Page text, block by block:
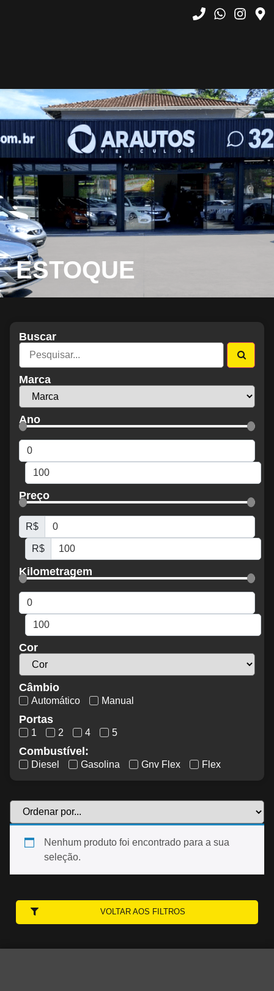
ESTOQUE
Buscar
Marca
Ano
Preço
R$
R$
Kilometragem
Cor
Câmbio
Automático Manual
Portas
1 2 4 5
Combustível:
Diesel Gasolina Gnv Flex Flex
Nenhum produto foi encontrado para a sua
seleção.
VOLTAR AOS FILTROS